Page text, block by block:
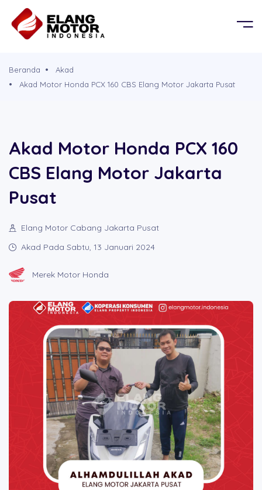
CICILAN
Beranda
Akad
Akad Motor Honda PCX 160 CBS Elang Motor Jakarta Pusat
Akad Motor Honda PCX 160
CBS Elang Motor Jakarta
Pusat
Elang Motor Cabang Jakarta Pusat
Akad Pada Sabtu, 13 Januari 2024
Merek Motor Honda